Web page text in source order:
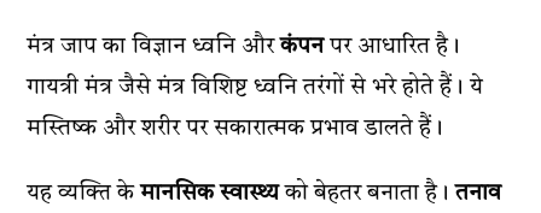
मंत्र जाप का विज्ञान ध्वनि औरकंपनपर आधारित है।
गायत्री मंत्र जैसे मंत्र विशिष्ट ध्वनि तरंगों से भरे होते हैं। ये
मस्तिष्क और शरीर पर सकारात्मक प्रभाव डालते हैं।
यह व्यक्ति केमानसिक स्वास्थ्यको बेहतर बनाता है।तनाव